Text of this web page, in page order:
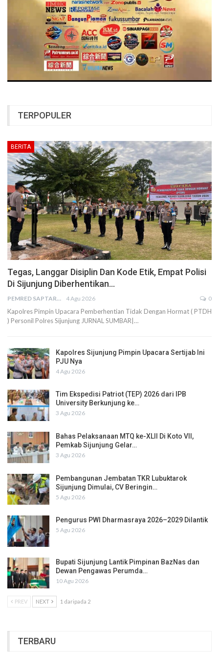
TERPOPULER
BERITA
Tegas, Langgar Disiplin Dan Kode Etik, Empat Polisi
Di Sijunjung Diberhentikan…
PEMRED SAPTARIUS 4 Agu 2026 0
Kapolres Pimpin Upacara Pemberhentian Tidak Dengan Hormat ( PTDH
) Personil Polres Sijunjung JURNAL SUMBAR|…
Kapolres Sijunjung Pimpin Upacara Sertijab Ini
PJU Nya
4 Agu 2026
Tim Ekspedisi Patriot (TEP) 2026 dari IPB
University Berkunjung ke…
3 Agu 2026
Bahas Pelaksanaan MTQ ke-XLII Di Koto VII,
Pemkab Sijunjung Gelar…
3 Agu 2026
Pembangunan Jembatan TKR Lubuktarok
Sijunjung Dimulai, CV Beringin…
5 Agu 2026
Pengurus PWI Dharmasraya 2026–2029 Dilantik
5 Agu 2026
Bupati Sijunjung Lantik Pimpinan BazNas dan
Dewan Pengawas Perumda…
10 Agu 2026
PREV NEXT 1 daripada 2
TERBARU